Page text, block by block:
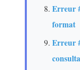
Erreur
format
Erreur